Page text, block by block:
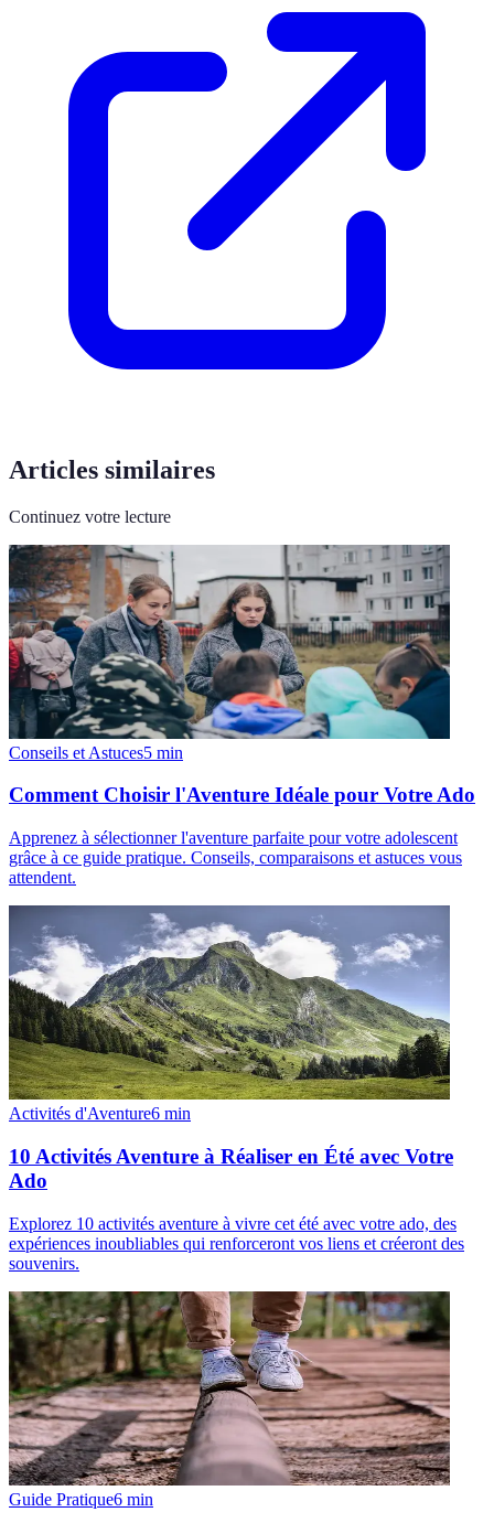
Articles similaires
Continuez votre lecture
Conseils et Astuces5 min
Comment Choisir l'Aventure Idéale pour Votre Ado
Apprenez à sélectionner l'aventure parfaite pour votre adolescent
grâce à ce guide pratique. Conseils, comparaisons et astuces vous
attendent.
Activités d'Aventure6 min
10 Activités Aventure à Réaliser en Été avec Votre
Ado
Explorez 10 activités aventure à vivre cet été avec votre ado, des
expériences inoubliables qui renforceront vos liens et créeront des
souvenirs.
Guide Pratique6 min